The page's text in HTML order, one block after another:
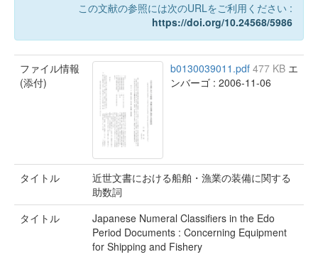
この文献の参照には次のURLをご利用ください :
https://doi.org/10.24568/5986
ファイル情報
(添付)
b0130039011.pdf 477 KB エ
ンバーゴ : 2006-11-06
タイトル
近世文書における船舶・漁業の装備に関する
助数詞
タイトル
Japanese Numeral Classifiers in the Edo
Period Documents : Concerning Equipment
for Shipping and Fishery